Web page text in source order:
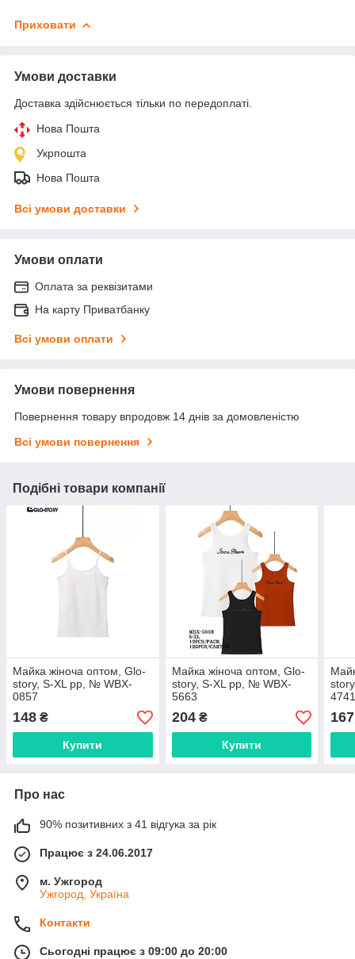
Приховати
Умови доставки
Доставка здійснюється тільки по передоплаті.
Нова Пошта
Укрпошта
Нова Пошта
Всі умови доставки
Умови оплати
Оплата за реквізитами
На карту Приватбанку
Всі умови оплати
Умови повернення
Повернення товару впродовж 14 днів за домовленістю
Всі умови повернення
Подібні товари компанії
Майка жіноча оптом, Glo-
story, S-XL pp, № WBX-
0857
148 ₴
Купити
Майка жіноча оптом, Glo-
story, S-XL pp, № WBX-
5663
204₴
Купити
167
Про нас
90% позитивних з 41 відгука за рік
Працює з 24.06.2017
м. Ужгород
Ужгород, Україна
Контакти
Сьогодні працює з 09:00 до 20:00